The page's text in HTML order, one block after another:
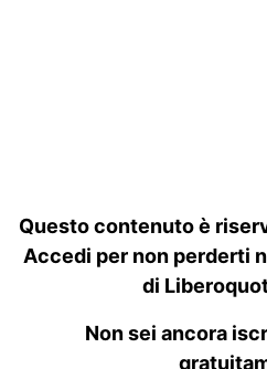
Questo contenuto è
Accedi per non perderti
di
Non sei ancora